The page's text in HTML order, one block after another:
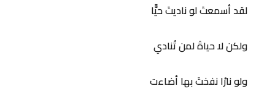
لقد أسمعتَ لو ناديتَ حيًّا
ولكن لا حياةَ لمن تُنادي
ولو نارْا نفختَ بها أضاءت